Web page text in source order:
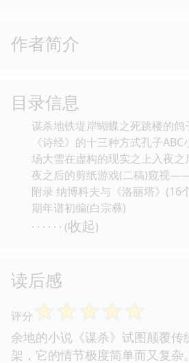
作者简介
目录信息
谋杀地铁堤岸蝴蝶之死跳楼的
《诗经》的十三种方式孔子
场大雪在虚构的现实之上入夜之
夜之后的剪纸游戏(二稿)窥视
附录 纳博科夫与《洛丽塔》(16
期年谱初编(白宗彝)
· · · · · · (收起)
读后感
评分 ☆☆☆☆☆
余地的小说《谋杀》试图颠覆传
架，它的情节极度简单而又复杂